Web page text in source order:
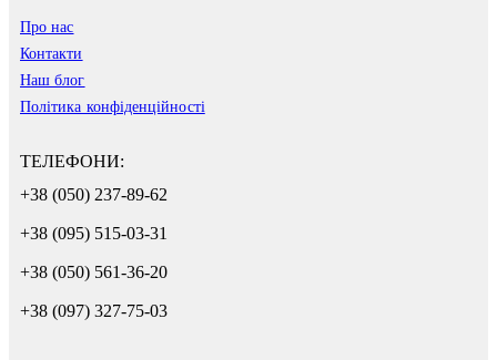
Про нас
Контакти
Наш блог
Політика конфіденційності
ТЕЛЕФОНИ:
+38 (050) 237-89-62
+38 (095) 515-03-31
+38 (050) 561-36-20
+38 (097) 327-75-03